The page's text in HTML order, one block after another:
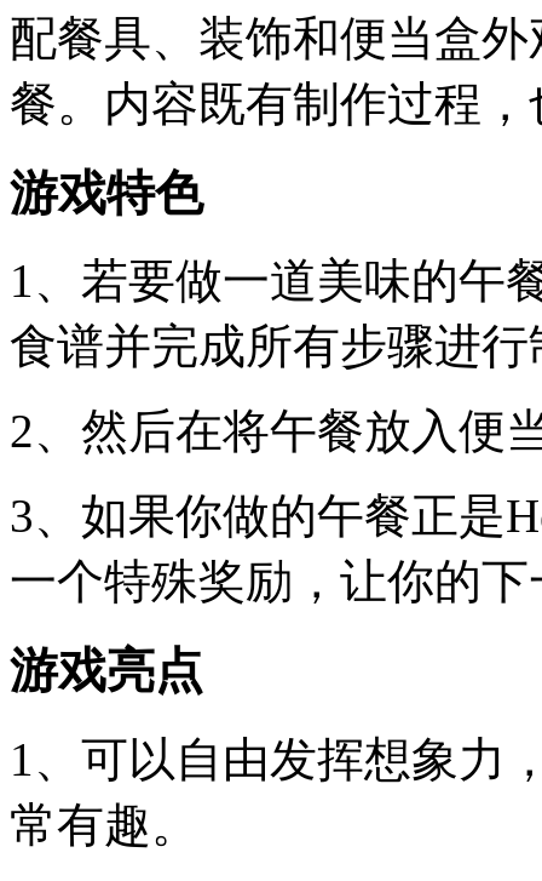
配餐具、装饰和便当盒
餐。内容既有制作过程
游戏特色
1、若要做一道美味的午
食谱并完成所有步骤进行
2、然后在将午餐放入便
3、如果你做的午餐正是
一个特殊奖励，让你的
游戏亮点
1、可以自由发挥想象力
常有趣。